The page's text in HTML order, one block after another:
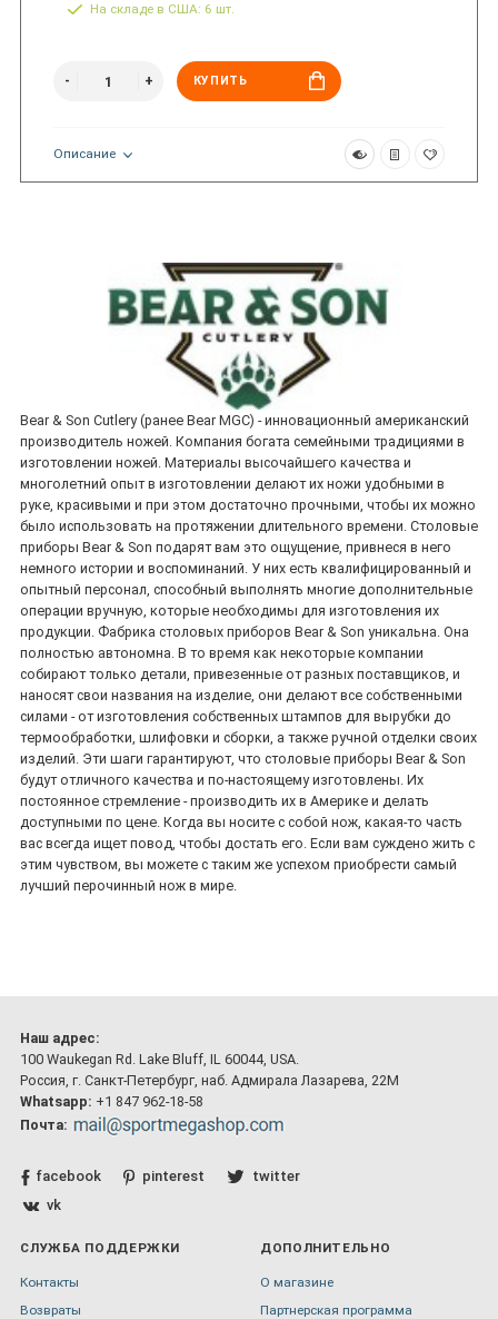
На складе в США: 6 шт.
КУПИТЬ
Описание
Bear & Son Cutlery (ранее Bear MGC) - инновационный американский
производитель ножей. Компания богата семейными традициями в
изготовлении ножей. Материалы высочайшего качества и
многолетний опыт в изготовлении делают их ножи удобными в
руке, красивыми и при этом достаточно прочными, чтобы их можно
было использовать на протяжении длительного времени. Столовые
приборы Bear & Son подарят вам это ощущение, привнеся в него
немного истории и воспоминаний. У них есть квалифицированный и
опытный персонал, способный выполнять многие дополнительные
операции вручную, которые необходимы для изготовления их
продукции. Фабрика столовых приборов Bear & Son уникальна. Она
полностью автономна. В то время как некоторые компании
собирают только детали, привезенные от разных поставщиков, и
наносят свои названия на изделие, они делают все собственными
силами - от изготовления собственных штампов для вырубки до
термообработки, шлифовки и сборки, а также ручной отделки своих
изделий. Эти шаги гарантируют, что столовые приборы Bear & Son
будут отличного качества и по-настоящему изготовлены. Их
постоянное стремление - производить их в Америке и делать
доступными по цене. Когда вы носите с собой нож, какая-то часть
вас всегда ищет повод, чтобы достать его. Если вам суждено жить с
этим чувством, вы можете с таким же успехом приобрести самый
лучший перочинный нож в мире.
Наш адрес:
100 Waukegan Rd. Lake Bluff, IL 60044, USA.
Россия, г. Санкт-Петербург, наб. Адмирала Лазарева, 22М
Whatsapp: +1 847 962-18-58
Почта:
facebook pinterest
twitter
vk
СЛУЖБА ПОДДЕРЖКИ
Контакты
Возвраты
ДОПОЛНИТЕЛЬНО
О магазине
Партнерская программа